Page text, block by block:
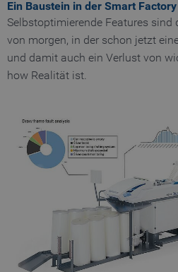
Ein Baustein in der Smart Factory
Selbstoptimierende Features sind
von morgen, in der schon jetzt
und damit auch ein Verlust von
how Realität ist.